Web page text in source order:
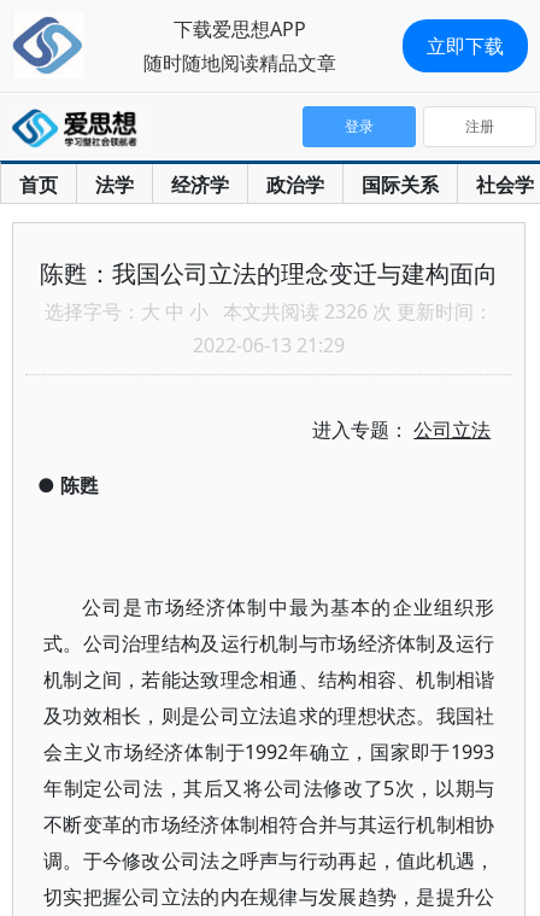
首页 法学 经济学 政治学 国际关系 社会学
登录 注册
陈甦：我国公司立法的理念变迁与建构面向
选择字号： 大 中 小 本文共阅读 2326 次 更新时间：
2022-06-13 21:29
进入专题：公司立法
● 陈甦
公司是市场经济体制中最为基本的企业组织形
式。公司治理结构及运行机制与市场经济体制及运行
机制之间，若能达致理念相通、结构相容、机制相谐
及功效相长，则是公司立法追求的理想状态。我国社
会主义市场经济体制于1992年确立，国家即于1993
年制定公司法，其后又将公司法修改了5次，以期与
不断变革的市场经济体制相符合并与其运行机制相协
调。于今修改公司法之呼声与行动再起，值此机遇，
切实把握公司立法的内在规律与发展趋势，是提升公
下载爱思想APP
随时随地阅读精品文章
立即下载